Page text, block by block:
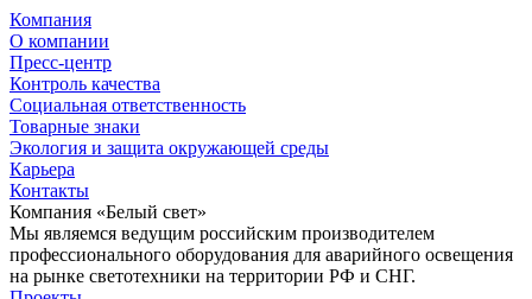
Компания
О компании
Пресс-центр
Контроль качества
Социальная ответственность
Товарные знаки
Экология и защита окружающей среды
Карьера
Контакты
Компания «Белый свет»
Мы являемся ведущим российским производителем
профессионального оборудования для аварийного освещения
на рынке светотехники на территории РФ и СНГ.